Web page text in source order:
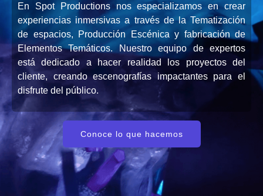
En Spot Productions nos especializamos en crear
experiencias inmersivas a través de la Tematización
de espacios, Producción Escénica y fabricación de
Elementos Temáticos. Nuestro equipo de expertos
está dedicado a hacer realidad los proyectos del
cliente, creando escenografías impactantes para el
disfrute del público.
Conoce lo que hacemos